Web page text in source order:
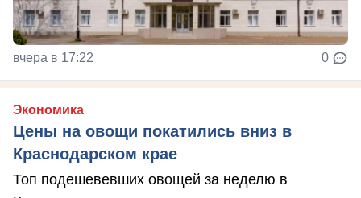
вчера в 17:22 0
Экономика
Цены на овощи покатились вниз в
Краснодарском крае
Топ подешевевших овощей за неделю в